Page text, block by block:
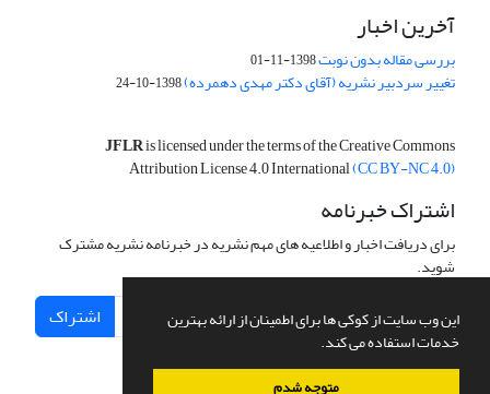
این وب سایت از کوکی ها برای اطمینان از ارائه بهترین
خدمات استفاده می کند.
متوجه شدم
آخرین اخبار
بررسی مقاله بدون نوبت1398-11-01
تغییر سردبیر نشریه (آقای دکتر مهدی دهمرده)1398-10-24
JFLRis licensed under the terms of the Creative Commons
Attribution License 4.0 International(CC BY-NC 4.0)
اشتراک خبرنامه
برای دریافت اخبار و اطلاعیه های مهم نشریه در خبرنامه نشریه مشترک
شوید.
اشتراک